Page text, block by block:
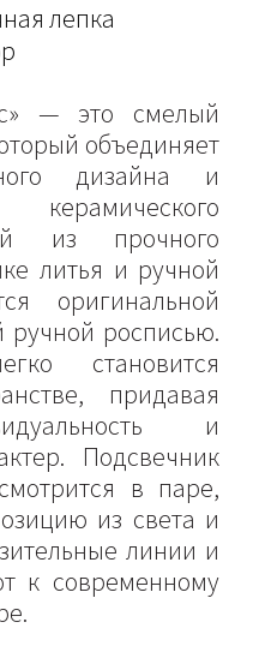
лепка
— это смелый
объединяет
дизайна и
из прочного
литья и ручной
оригинальной
росписью.
становится
придавая
и
Подсвечник
в паре,
из света и
линии и
к современному